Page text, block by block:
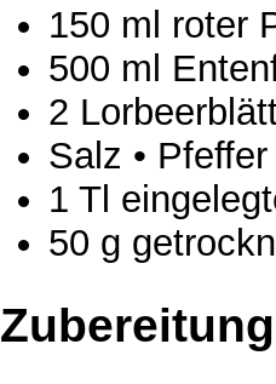
150 ml roter
500 ml
2
Salz • Pfeffer
1 Tl
50 g